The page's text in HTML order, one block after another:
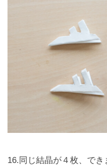
16.同じ結晶が４枚、でき